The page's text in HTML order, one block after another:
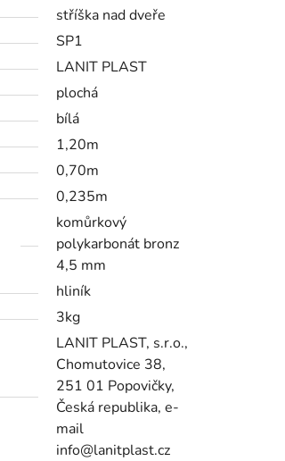
stříška nad dveře
SP1
LANIT PLAST
plochá
bílá
1,20m
0,70m
0,235m
komůrkový
polykarbonát bronz
4,5 mm
hliník
3kg
LANIT PLAST, s.r.o.,
Chomutovice 38,
251 01 Popovičky,
Česká republika, e-
mail
info@lanitplast.cz